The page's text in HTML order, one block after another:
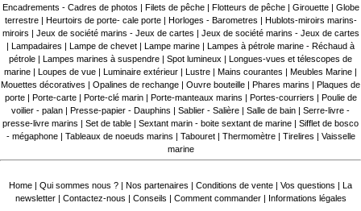
Encadrements - Cadres de photos | Filets de pêche| Flotteurs de pêche| Girouette| Globe
terrestre| Heurtoirs de porte- cale porte| Horloges - Barometres | Hublots-miroirs marins-
miroirs | Jeux de société marins - Jeux de cartes | Jeux de société marins - Jeux de cartes
| Lampadaires | Lampe de chevet | Lampe marine | Lampes à pétrole marine - Réchaud à
pétrole | Lampes marines à suspendre | Spot lumineux | Longues-vues et télescopes de
marine | Loupes de vue | Luminaire extérieur | Lustre | Mains courantes | Meubles Marine |
Mouettes décoratives | Opalines de rechange | Ouvre bouteille | Phares marins | Plaques de
porte| Porte-carte| Porte-clé marin | Porte-manteaux marins | Portes-courriers | Poulie de
voilier - palan | Presse-papier - Dauphins | Sablier - Salière | Salle de bain | Serre-livre -
presse-livre marins | Set de table | Sextant marin - boite sextant de marine | Sifflet de bosco
- mégaphone| Tableaux de noeuds marins | Tabouret| Thermomètre| Tirelires | Vaisselle
marine
Home | Qui sommes nous ? | Nos partenaires | Conditions de vente | Vos questions | La
newsletter | Contactez-nous | Conseils | Comment commander | Informations légales